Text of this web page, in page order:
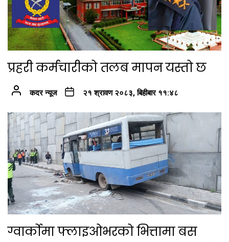
प्रहरी कर्मचारीको तलब मापन यस्तो छ
कदर न्यूज २१ श्रावण २०८३, बिहीबार ११:४८
ग्वार्कोमा फ्लाइओभरको भित्तामा बस